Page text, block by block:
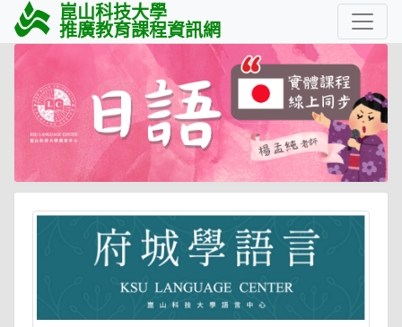
崑山科技大學
推廣教育課程資訊網